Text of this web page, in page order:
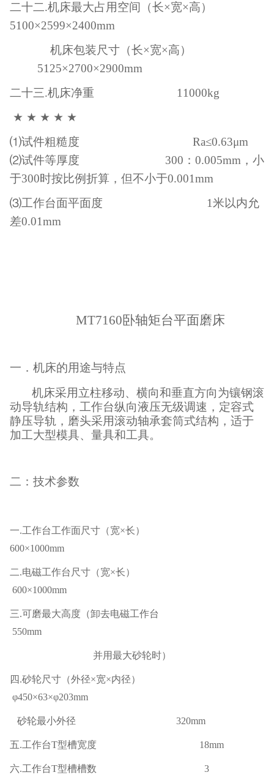
二十二.机床最大占用空间（长×宽×高）
5100×2599×2400mm
机床包装尺寸（长×宽×高）
5125×2700×2900mm
二十三.机床净重 11000kg
★ ★ ★ ★ ★
⑴试件粗糙度 Ra≤0.63μm
⑵试件等厚度 300：0.005mm，小
于300时按比例折算，但不小于0.001mm
⑶工作台面平面度 1米以内允
差0.01mm
MT7160卧轴矩台平面磨床
一．机床的用途与特点
机床采用立柱移动、横向和垂直方向为镶钢滚
动导轨结构，工作台纵向液压无级调速，定容式
静压导轨，磨头采用滚动轴承套筒式结构， 适于
加工大型模具、量具和工具。
二：技术参数
一.工作台工作面尺寸（宽×长）
600×1000mm
二.电磁工作台尺寸（宽×长）
600×1000mm
三.可磨最大高度（卸去电磁工作台
550mm
并用最大砂轮时）
四.砂轮尺寸（外径×宽×内径）
φ450×63×φ203mm
砂轮最小外径 320mm
五.工作台T型槽宽度 18mm
六.工作台T型槽槽数 3